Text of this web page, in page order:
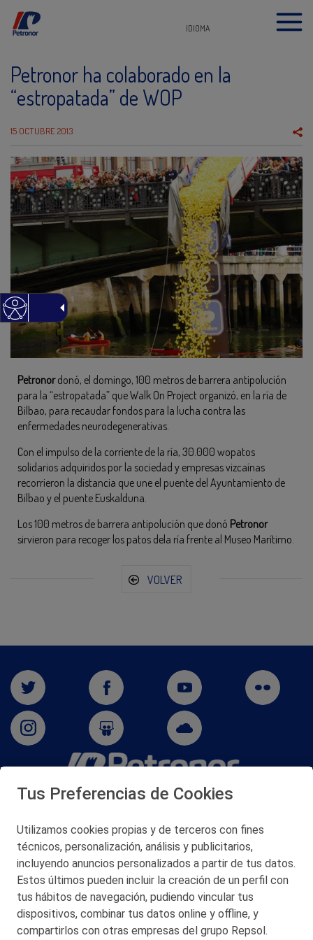
IDIOMA
Petronor ha colaborado en la
“estropatada” de WOP
15 OCTUBRE 2013
Petronordonó, el domingo, 100 metros de barrera antipolución
para la “estropatada” que Walk On Project organizó, en la ría de
Bilbao, para recaudar fondos para la lucha contra las
enfermedades neurodegenerativas.
Con el impulso de la corriente de la ría, 30.000 wopatos
solidarios adquiridos por la sociedad y empresas vizcaínas
recorrieron la distancia que une el puente del Ayuntamiento de
Bilbao y el puente Euskalduna.
Los 100 metros de barrera antipolución que donó Petronor
sirvieron para recoger los patos dela ría frente al Museo Marítimo.
VOLVER
San Martín 5-Edificio Muñatones,
© 2026 Petronor S.A.
CONTACTO
Tus Preferencias de Cookies
Utilizamos cookies propias y de terceros con fines
técnicos, personalización, análisis y publicitarios,
incluyendo anuncios personalizados a partir de tus datos.
Estos últimos pueden incluir la creación de un perfil con
tus hábitos de navegación, pudiendo vincular tus
dispositivos, combinar tus datos online y offline, y
compartirlos con otras empresas del grupo Repsol.